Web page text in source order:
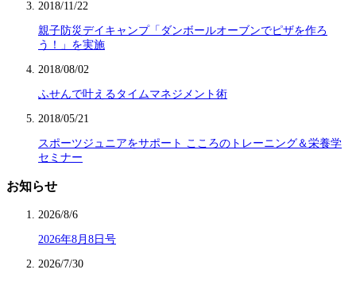
2018/11/22
親子防災デイキャンプ「ダンボールオーブンでピザを作ろ
う！」を実施
2018/08/02
ふせんで叶えるタイムマネジメント術
2018/05/21
スポーツジュニアをサポート こころのトレーニング＆栄養学
セミナー
お知らせ
2026/8/6
2026年8月8日号
2026/7/30